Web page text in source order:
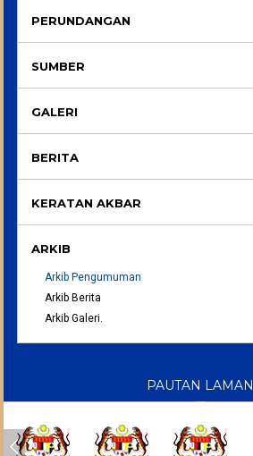
PERUNDANGAN
SUMBER
GALERI
BERITA
KERATAN AKBAR
ARKIB
Arkib Pengumuman
Arkib Berita
Arkib Galeri.
PAUTAN LAMAN